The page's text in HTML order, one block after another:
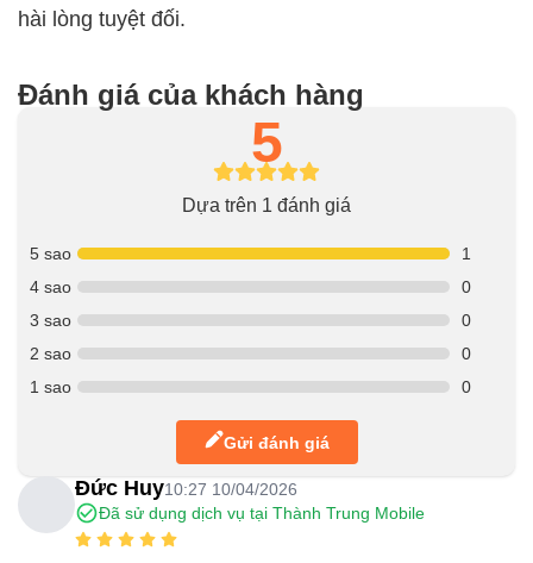
hài lòng tuyệt đối.
Đánh giá của khách hàng
5
Dựa trên 1 đánh giá
5 sao
1
4 sao
0
3 sao
0
2 sao
0
1 sao
0
Gửi đánh giá
Đức Huy10:27 10/04/2026
Đã sử dụng dịch vụ tại Thành Trung Mobile